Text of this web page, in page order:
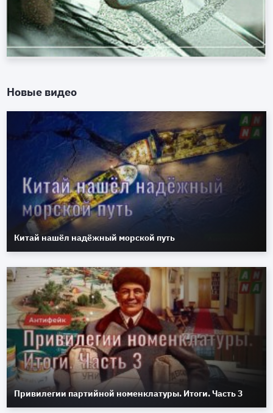
Новые видео
Китай нашёл надёжный морской путь
Привилегии партийной номенклатуры. Итоги. Часть 3